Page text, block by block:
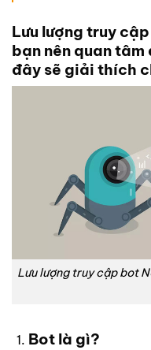
Lưu lượng truy
bạn nên quan
đây sẽ giải thích
Lưu lượng truy cập bot
Botlà gì?